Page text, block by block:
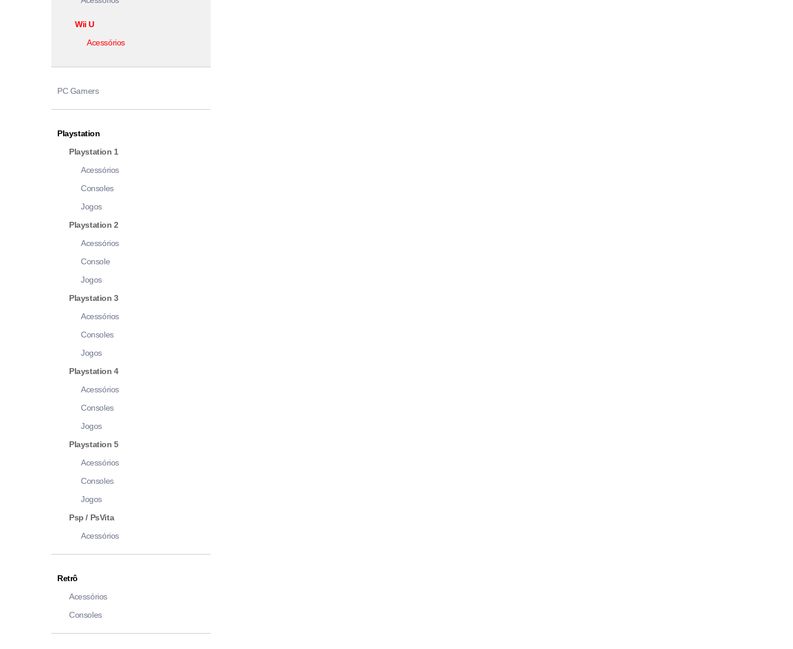
Wii U
Acessórios
PC Gamers
Playstation
Playstation 1
Acessórios
Consoles
Jogos
Playstation 2
Acessórios
Console
Jogos
Playstation 3
Acessórios
Consoles
Jogos
Playstation 4
Acessórios
Consoles
Jogos
Playstation 5
Acessórios
Consoles
Jogos
Psp / PsVita
Acessórios
Retrô
Acessórios
Consoles